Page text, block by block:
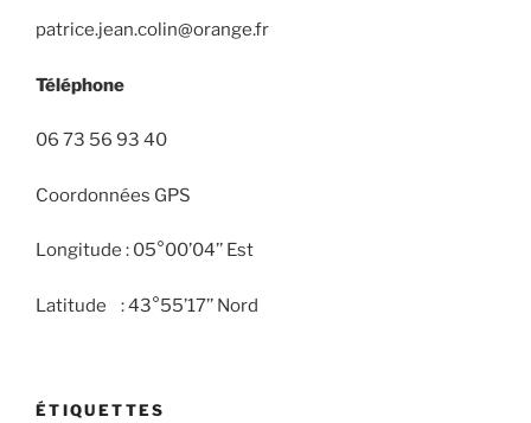
patrice.jean.colin@orange.fr
Téléphone
06 73 56 93 40
Coordonnées GPS
Longitude : 05°00’04’’ Est
Latitude : 43°55’17’’ Nord
ÉTIQUETTES